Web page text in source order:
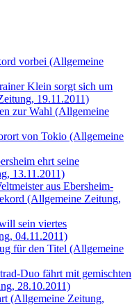
vorbei (Allgemeine
Klein sorgt sich um
19.11.2011)
zur Wahl (Allgemeine
von Tokio (Allgemeine
ehrt seine
13.11.2011)
aus Ebersheim-
(Allgemeine Zeitung,
sein viertes
04.11.2011)
für den Titel (Allgemeine
Duo fährt mit gemischten
28.10.2011)
(Allgemeine Zeitung,